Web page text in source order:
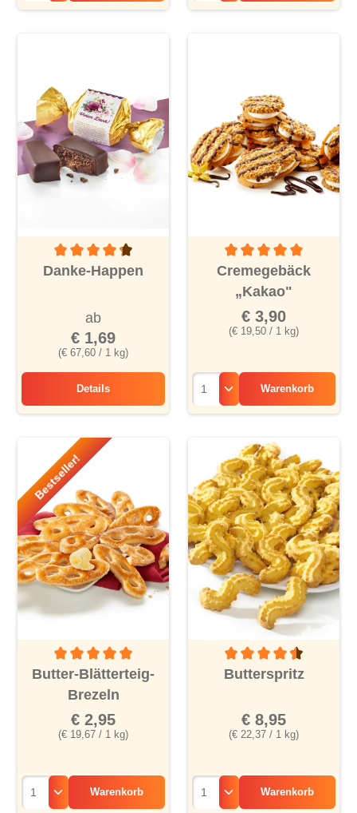
Durchschnittliche Bewertung von 4.1 von 5 Sternen
Danke-Happen
(€ 67,60 / 1 kg)
ab
€ 1,69
Details
Durchschnittliche
Cremegebäck
„Kakao"
(€ 19,50 / 1 kg)
€ 3,90
Warenkorb
Bestseller!
Durchschnittliche Bewertung von 5 von 5 Sternen
Butter-Blätterteig-
Brezeln
(€ 19,67 / 1 kg)
€ 2,95
Warenkorb
Durchschnittliche
Butterspritz
(€ 22,37 / 1 kg)
€ 8,95
Warenkorb